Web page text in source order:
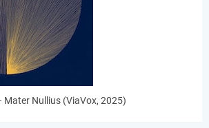
Mater Nullius (ViaVox, 2025)